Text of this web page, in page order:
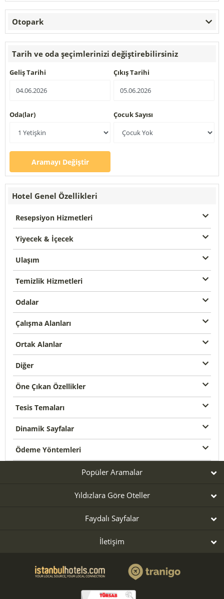
Otopark
Tarih ve oda şeçimlerinizi değiştirebilirsiniz
Geliş Tarihi Çıkış Tarihi
Oda(lar) Çocuk Sayısı
Aramayı Değiştir
Hotel Genel Özellikleri
Resepsiyon Hizmetleri
Yiyecek & İçecek
Ulaşım
Temizlik Hizmetleri
Odalar
Çalışma Alanları
Ortak Alanlar
Diğer
Öne Çıkan Özellikler
Tesis Temaları
Dinamik Sayfalar
Ödeme Yöntemleri
Popüler Aramalar
Yıldızlara Göre Oteller
Faydalı Sayfalar
İletişim